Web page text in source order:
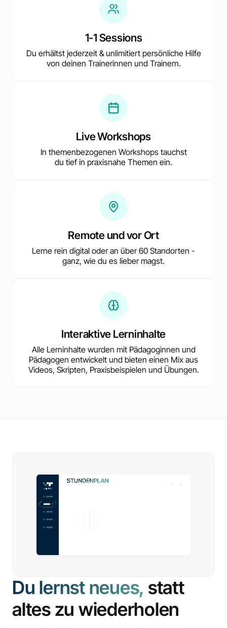
1-1 Sessions
Du erhältst jederzeit & unlimitiert persönliche Hilfe
von deinen Trainerinnen und Trainern.
Live Workshops
In themenbezogenen Workshops tauchst
du tief in praxisnahe Themen ein.
Remote und vor Ort
Lerne rein digital oder an über 60 Standorten -
ganz, wie du es lieber magst.
Interaktive Lerninhalte
Alle Lerninhalte wurden mit Pädagoginnen und
Pädagogen entwickelt und bieten einen Mix aus
Videos, Skripten, Praxisbeispielen und Übungen.
Du lernst neues, statt
altes zu wiederholen